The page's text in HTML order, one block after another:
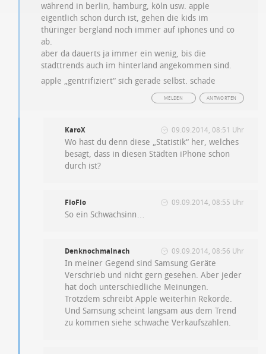
während in berlin, hamburg, köln usw. apple
eigentlich schon durch ist, gehen die kids im
thüringer bergland noch immer auf iphones und co
ab.
aber da dauerts ja immer ein wenig, bis die
stadttrends auch im hinterland angekommen sind.
apple „gentrifiziert“ sich gerade selbst. schade
ANTWORTEN
MELDEN
KaroX 09.09.2014, 08:51 Uhr
Wo hast du denn diese „Statistik“ her, welches
besagt, dass in diesen Städten iPhone schon
durch ist?
FloFlo 09.09.2014, 08:55 Uhr
So ein Schwachsinn…
Denknochmalnach 09.09.2014, 08:56 Uhr
In meiner Gegend sind Samsung Geräte
Verschrieb und nicht gern gesehen. Aber jeder
hat doch unterschiedliche Meinungen.
Trotzdem schreibt Apple weiterhin Rekorde.
Und Samsung scheint langsam aus dem Trend
zu kommen siehe schwache Verkaufszahlen.